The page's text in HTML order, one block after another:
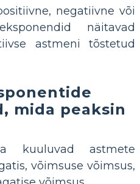
negatiivne või
näitavad
astmeni tõstetud
mida peaksin
kuuluvad astmete
võimsuse võimsus,